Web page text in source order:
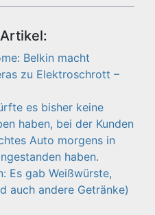
Belkin macht
zu Elektroschrott –
es bisher keine
haben, bei der Kunden
Auto morgens in
haben.
Es gab Weißwürste,
auch andere Getränke)